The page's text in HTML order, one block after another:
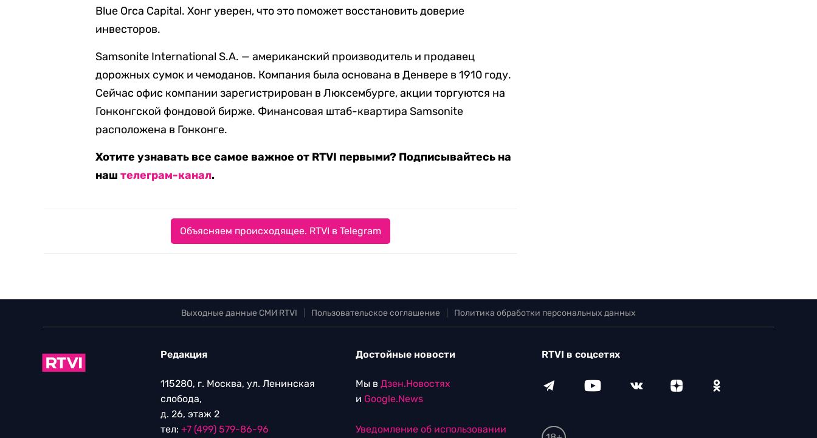
Blue Orca Capital. Хонг уверен, что это поможет восстановить доверие
инвесторов.
Samsonite International S.A. — американский производитель и продавец
дорожных сумок и чемоданов. Компания была основана в Денвере в 1910 году.
Сейчас офис компании зарегистрирован в Люксембурге, акции торгуются на
Гонконгской фондовой бирже. Финансовая штаб-квартира Samsonite
расположена в Гонконге.
Хотите узнавать все самое важное от RTVI первыми? Подписывайтесь на
наштелеграм-канал.
Объясняем происходящее. RTVI в Telegram
Выходные данные СМИ RTVI Пользовательское соглашение Политика обработки персональных данных
Редакция
115280, г. Москва, ул. Ленинская
слобода,
д. 26, этаж 2
тел: +7 (499) 579-86-96
Достойные новости
Мы в Дзен.Новостях
и Google.News
Уведомление об использовании
RTVI в соцсетях